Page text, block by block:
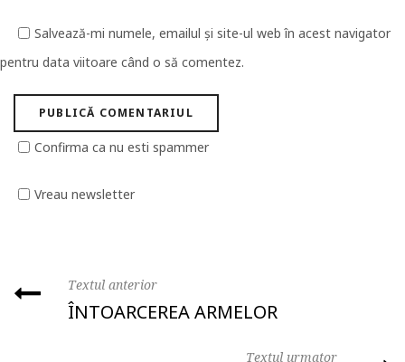
Salvează-mi numele, emailul și site-ul web în acest navigator
pentru data viitoare când o să comentez.
Confirma ca nu esti spammer
Vreau newsletter
Textul anterior
ÎNTOARCEREA ARMELOR
Textul urmator